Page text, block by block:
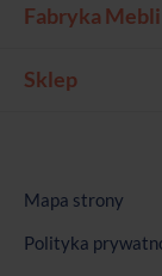
Fabryka Mebli
Sklep
Mapa strony
Polityka